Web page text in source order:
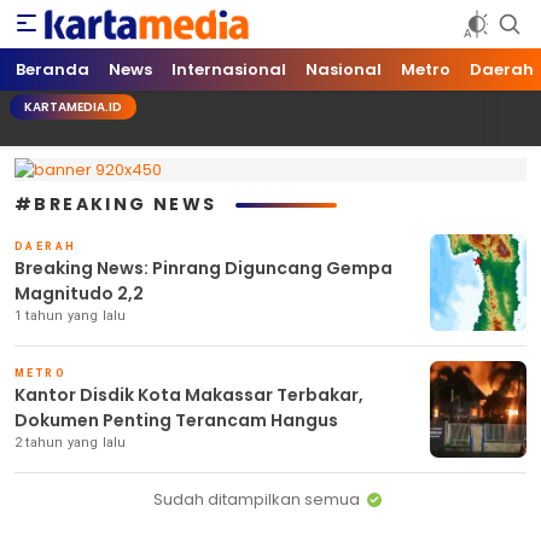
kartamedia.id
Jujur Mengabari
Beranda News Internasional Nasional Metro Daerah
KARTAMEDIA.ID
#BREAKING NEWS
DAERAH
Breaking News: Pinrang Diguncang Gempa
Magnitudo 2,2
1 tahun yang lalu
METRO
Kantor Disdik Kota Makassar Terbakar,
Dokumen Penting Terancam Hangus
2 tahun yang lalu
Sudah ditampilkan semua